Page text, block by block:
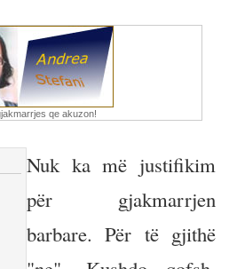
qe akuzon!
Nuk ka më justifikim
për gjakmarrjen
barbare. Për të gjithë